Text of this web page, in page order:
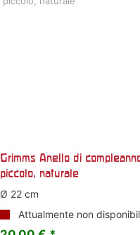
Grimms Anello di
piccolo, naturale
Ø 22 cm
Attualmente non